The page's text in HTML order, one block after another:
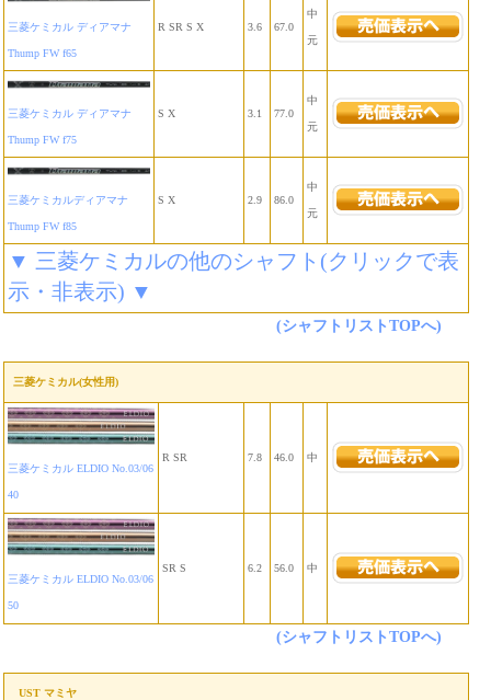
三菱ケミカル ディアマナ
Thump FW f65
R SR S X 3.6 67.0
中
元
三菱ケミカル ディアマナ
Thump FW f75
S X 3.1 77.0
中
元
三菱ケミカルディアマナ
Thump FW f85
S X 2.9 86.0
中
元
▼ 三菱ケミカルの他のシャフト(クリックで表
示・非表示) ▼
(シャフトリストTOPへ)
三菱ケミカル(女性用)
三菱ケミカル ELDIO No.03/06
40
R SR 7.8 46.0 中
三菱ケミカル ELDIO No.03/06
50
SR S 6.2 56.0 中
(シャフトリストTOPへ)
UST マミヤ